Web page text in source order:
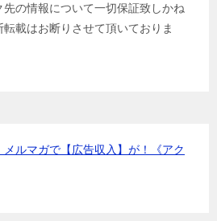
の情報について一切保証致しかね
載はお断りさせて頂いておりま
ルマガで【広告収入】が！《アク